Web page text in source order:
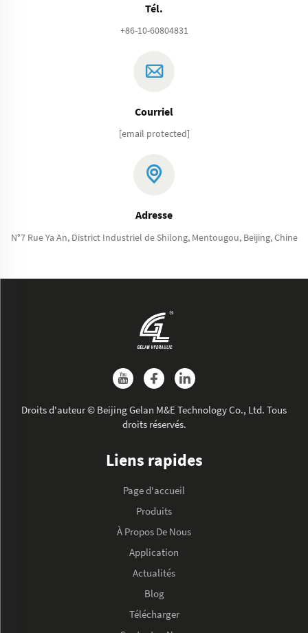
Tél.
+86-10-60804831
Courriel
[email protected]
Adresse
N°7 Rue Ya An, District Industriel de Shilong, Mentougou, Beijing, Chine
Droits d'auteur © Beijing Gelan M&E Technology Co., Ltd. Tous
droits réservés.
Liens rapides
Page d'accueil
Produits
À Propos De Nous
Application
Actualités
Blog
Télécharger